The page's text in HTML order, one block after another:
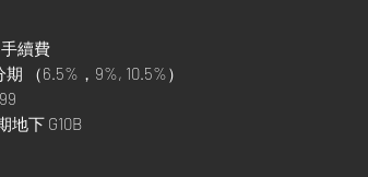
續費
（6.5%，9%, 10.5%）
地下 G10B